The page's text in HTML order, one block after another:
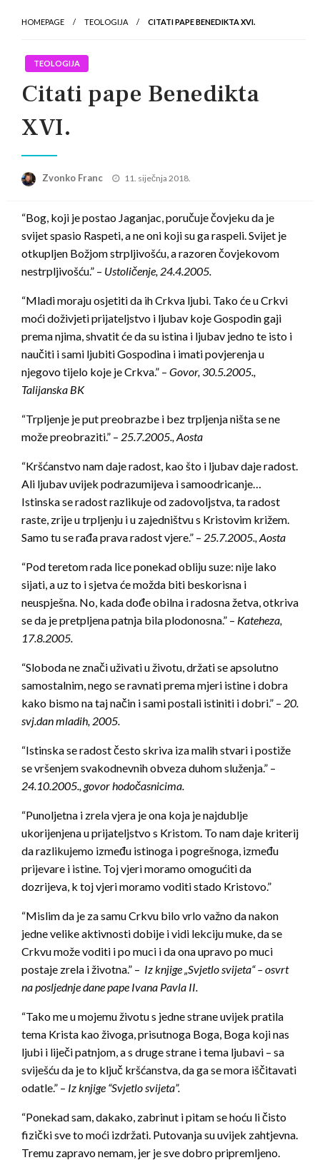
HOMEPAGE TEOLOGIJA CITATI PAPE BENEDIKTA XVI.
TEOLOGIJA
Citati pape Benedikta
XVI.
Zvonko Franc
Posted
11. siječnja 2018.
“Bog, koji je postao Jaganjac, poručuje čovjeku da je
svijet spasio Raspeti, a ne oni koji su ga raspeli. Svijet je
otkupljen Božjom strpljivošću, a razoren čovjekovom
nestrpljivošću.” – Ustoličenje, 24.4.2005.
“Mladi moraju osjetiti da ih Crkva ljubi. Tako će u Crkvi
moći doživjeti prijateljstvo i ljubav koje Gospodin gaji
prema njima, shvatit će da su istina i ljubav jedno te isto i
naučiti i sami ljubiti Gospodina i imati povjerenja u
njegovo tijelo koje je Crkva.” – Govor, 30.5.2005.,
Talijanska BK
“Trpljenje je put preobrazbe i bez trpljenja ništa se ne
može preobraziti.” – 25.7.2005., Aosta
“Kršćanstvo nam daje radost, kao što i ljubav daje radost.
Ali ljubav uvijek podrazumijeva i samoodricanje…
Istinska se radost razlikuje od zadovoljstva, ta radost
raste, zrije u trpljenju i u zajedništvu s Kristovim križem.
Samo tu se rađa prava radost vjere.” – 25.7.2005., Aosta
“Pod teretom rada lice ponekad obliju suze: nije lako
sijati, a uz to i sjetva će možda biti beskorisna i
neuspješna. No, kada dođe obilna i radosna žetva, otkriva
se da je pretpljena patnja bila plodonosna.” – Kateheza,
17.8.2005.
“Sloboda ne znači uživati u životu, držati se apsolutno
samostalnim, nego se ravnati prema mjeri istine i dobra
kako bismo na taj način i sami postali istiniti i dobri.” – 20.
svj.dan mladih, 2005.
“Istinska se radost često skriva iza malih stvari i postiže
se vršenjem svakodnevnih obveza duhom služenja.” –
24.10.2005., govor hodočasnicima.
“Punoljetna i zrela vjera je ona koja je najdublje
ukorijenjena u prijateljstvo s Kristom. To nam daje kriterij
da razlikujemo između istinoga i pogrešnoga, između
prijevare i istine. Toj vjeri moramo omogućiti da
dozrijeva, k toj vjeri moramo voditi stado Kristovo.”
“Mislim da je za samu Crkvu bilo vrlo važno da nakon
jedne velike aktivnosti dobije i vidi lekciju muke, da se
Crkvu može voditi i po muci i da ona upravo po muci
postaje zrela i životna.” – Iz knjige „Svjetlo svijeta“ – osvrt
na posljednje dane pape Ivana Pavla II.
“Tako me u mojemu životu s jedne strane uvijek pratila
tema Krista kao živoga, prisutnoga Boga, Boga koji nas
ljubi i liječi patnjom, a s druge strane i tema ljubavi – sa
sviješću da je to ključ kršćanstva, da ga se mora iščitavati
odatle.” – Iz knjige “Svjetlo svijeta”.
“Ponekad sam, dakako, zabrinut i pitam se hoću li čisto
fizički sve to moći izdržati. Putovanja su uvijek zahtjevna.
Tremu zapravo nemam, jer je sve dobro pripremljeno.